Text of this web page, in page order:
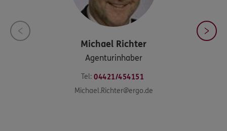
Michael Richter
Agenturinhaber
Tel: 04421/454151
Michael.Richter@ergo.de